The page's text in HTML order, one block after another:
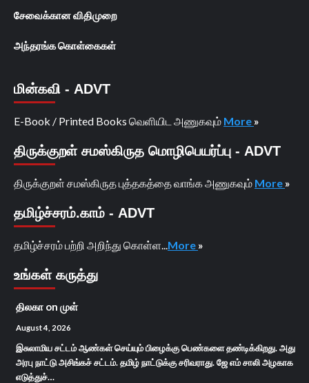
சேவைக்கான விதிமுறை
அந்தரங்க கொள்கைகள்
மின்கவி - ADVT
E-Book / Printed Books வெளியிட அணுகவும் More »
திருக்குறள் சமஸ்கிருத மொழிபெயர்ப்பு - ADVT
திருக்குறள் சமஸ்கிருத புத்தகத்தை வாங்க அணுகவும் More »
தமிழ்ச்சரம்.காம் - ADVT
தமிழ்ச்சரம் பற்றி அறிந்து கொள்ள... More »
உங்கள் கருத்து
திலகா on முள்
August 4, 2026
இசுலாமிய சட்டம் ஆண்கள் செய்யும் பிழைக்கு பெண்களை தண்டிக்கிறது. அது
அரபு நாட்டு அசிங்கச் சட்டம். தமிழ் நாட்டுக்கு சரிவராது. ஜே எம் சாலி அழகாக
எடுத்துச்…